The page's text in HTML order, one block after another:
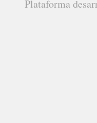
Plataforma